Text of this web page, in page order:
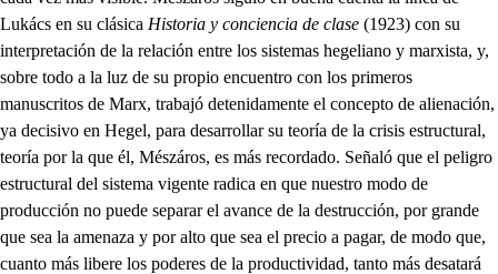
Lukács en su clásica Historia y conciencia de clase (1923) con su
interpretación de la relación entre los sistemas hegeliano y marxista, y,
sobre todo a la luz de su propio encuentro con los primeros
manuscritos de Marx, trabajó detenidamente el concepto de alienación,
ya decisivo en Hegel, para desarrollar su teoría de la crisis estructural,
teoría por la que él, Mészáros, es más recordado. Señaló que el peligro
estructural del sistema vigente radica en que nuestro modo de
producción no puede separar el avance de la destrucción, por grande
que sea la amenaza y por alto que sea el precio a pagar, de modo que,
cuanto más libere los poderes de la productividad, tanto más desatará